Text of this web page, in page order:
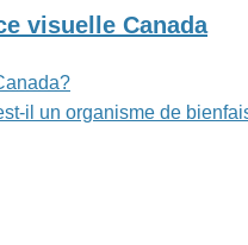
visuelle Canada
il un organisme de